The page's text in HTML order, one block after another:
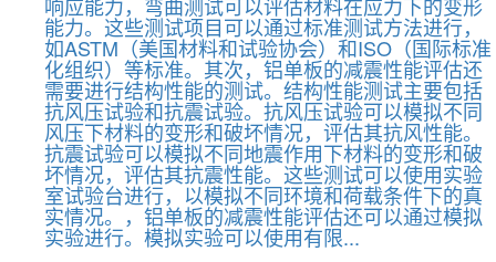
能力。这些测试项目可以通过标准测试方法进行，
如ASTM（美国材料和试验协会）和ISO（国际标准
化组织）等标准。其次，铝单板的减震性能评估还
需要进行结构性能的测试。结构性能测试主要包括
抗风压试验和抗震试验。抗风压试验可以模拟不同
风压下材料的变形和破坏情况，评估其抗风性能。
抗震试验可以模拟不同地震作用下材料的变形和破
坏情况，评估其抗震性能。这些测试可以使用实验
室试验台进行，以模拟不同环境和荷载条件下的真
实情况。，铝单板的减震性能评估还可以通过模拟
实验进行。模拟实验可以使用有限...